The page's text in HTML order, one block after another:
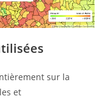
sur la
et